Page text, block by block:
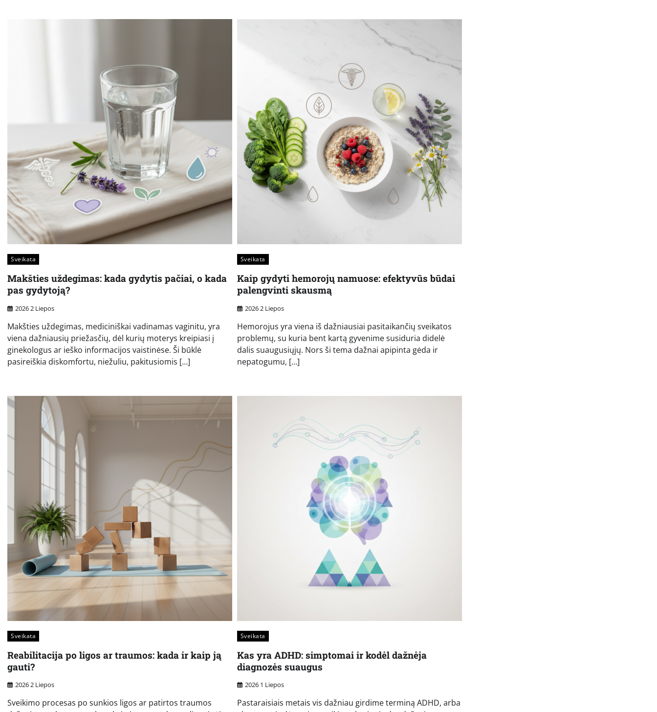
Sveikata
Makšties uždegimas: kada gydytis pačiai, o kada
pas gydytoją?
2026 2 Liepos
Makšties uždegimas, mediciniškai vadinamas vaginitu, yra
viena dažniausių priežasčių, dėl kurių moterys kreipiasi į
ginekologus ar ieško informacijos vaistinėse. Ši būklė
pasireiškia diskomfortu, niežuliu, pakitusiomis […]
Sveikata
Kaip gydyti hemorojų namuose: efektyvūs būdai
palengvinti skausmą
2026 2 Liepos
Hemorojus yra viena iš dažniausiai pasitaikančių sveikatos
problemų, su kuria bent kartą gyvenime susiduria didelė
dalis suaugusiųjų. Nors ši tema dažnai apipinta gėda ir
nepatogumu, […]
Sveikata
Reabilitacija po ligos ar traumos: kada ir kaip ją
gauti?
2026 2 Liepos
Sveikimo procesas po sunkios ligos ar patirtos traumos
Sveikata
Kas yra ADHD: simptomai ir kodėl dažnėja
diagnozės suaugus
2026 1 Liepos
Pastaraisiais metais vis dažniau girdime terminą ADHD, arba